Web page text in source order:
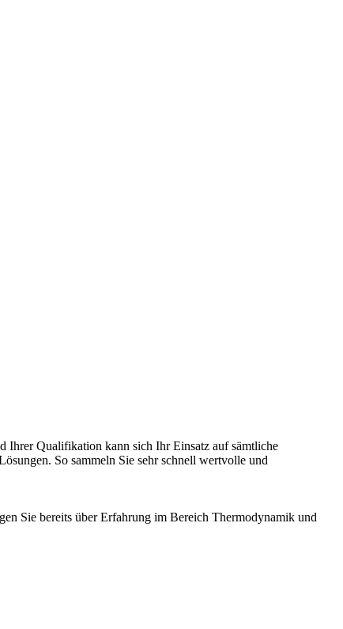
Ihrer Qualifikation kann sich Ihr Einsatz auf sämtliche
So sammeln Sie sehr schnell wertvolle und
Sie bereits über Erfahrung im Bereich Thermodynamik und